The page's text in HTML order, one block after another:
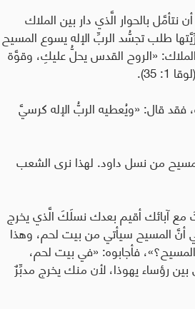
نتأمَّل بالحوار الَّذي دار بين الملاك
طلب تجسُّد الربِّ الإله يسوع المسيح
«الروح القدس يحلُّ عليكِ، وقوَّة
35).
فقد قال: «ويُعطيه الربُّ الإله كرسيَّ
من نسل داود. لهذا نرى الشعب
آبائك أقيم بعدك نسلَكَ الَّذي يخرج
وأيضًا هناك نبوءة هي أنَّ المسيح سيأتي من بيت لحم، وهذا
فأجابوه: «في بيت لحم،
رؤساء يهوذا، لأن منك يخرج مدبِّرٌ